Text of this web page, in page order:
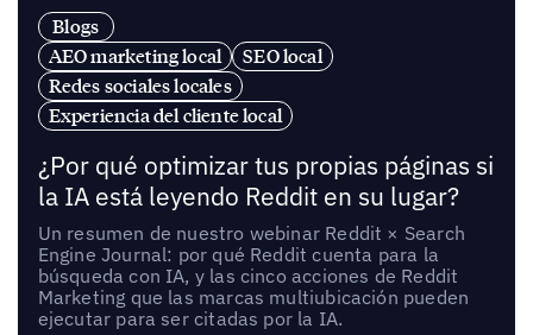
Blogs
AEO marketing local
SEO local
Redes sociales locales
Experiencia del cliente local
¿Por qué optimizar tus propias páginas si
la IA está leyendo Reddit en su lugar?
Un resumen de nuestro webinar Reddit × Search
Engine Journal: por qué Reddit cuenta para la
búsqueda con IA, y las cinco acciones de Reddit
Marketing que las marcas multiubicación pueden
ejecutar para ser citadas por la IA.